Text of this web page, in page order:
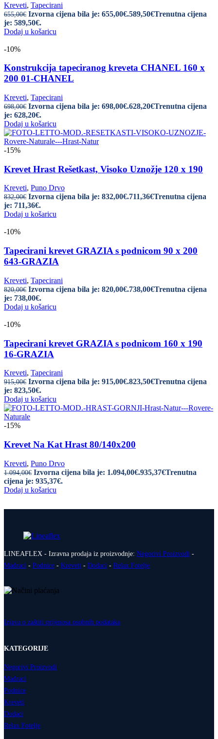
Kreveti, Tapecirani
655,00€ Izvorna cijena bila je: 655,00€.589,50€Trenutna cijena
je: 589,50€.
Dodaj u košaricu
-10%
Konstrukcija tapeciranog kreveta CHANEL 160 x
200 01-CHANEL
Kreveti, Tapecirani
698,00€ Izvorna cijena bila je: 698,00€.628,20€Trenutna cijena
je: 628,20€.
Dodaj u košaricu
-15%
Krevet Hrast Rešetkast, Visoko Uznožje 120 x 190
Kreveti, Puno Drvo
832,00€ Izvorna cijena bila je: 832,00€.711,36€Trenutna cijena
je: 711,36€.
Dodaj u košaricu
-10%
Tapecirani krevet GRAZIA s podnicom 90 x 200
643-GRAZIA
Kreveti, Tapecirani
820,00€ Izvorna cijena bila je: 820,00€.738,00€Trenutna cijena
je: 738,00€.
Dodaj u košaricu
-10%
Tapecirani krevet GRAZIA s podnicom 160 x 190
16-GRAZIA
Kreveti, Tapecirani
915,00€ Izvorna cijena bila je: 915,00€.823,50€Trenutna cijena
je: 823,50€.
Dodaj u košaricu
-15%
Krevet Na Kat Hrast 80/140x200
Kreveti, Puno Drvo
1.094,00€ Izvorna cijena bila je: 1.094,00€.935,37€Trenutna
cijena je: 935,37€.
Dodaj u košaricu
LINEAFLEX - Izravna prodaja iz proizvodnje: Negorivi Proizvodi -
Madraci - Podnice - Kreveti - Dodaci - Relax Fotelje
Izjava o zaštiti prijenosa osobnih podataka
KATEGORIJE
Negorivi Proizvodi
Madraci
Podnice
Kreveti
Dodaci
Relax Fotelje